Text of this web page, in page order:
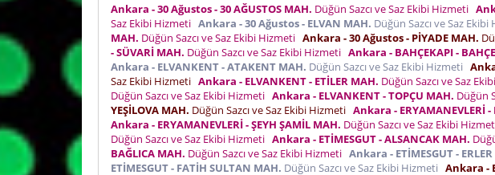
Ankara - 30 Ağustos - 30 AĞUSTOS MAH. Düğün Sazcı ve Saz Ekibi Hizmeti
Saz Ekibi Hizmeti Ankara - 30 Ağustos - ELVAN MAH. Düğün Sazcı ve Saz Ekibi
MAH. Düğün Sazcı ve Saz Ekibi Hizmeti Ankara - 30 Ağustos - PİYADE MAH.
- SÜVARİ MAH. Düğün Sazcı ve Saz Ekibi Hizmeti Ankara - BAHÇEKAPI -
Ankara - ELVANKENT - ATAKENT MAH. Düğün Sazcı ve Saz Ekibi Hizmeti
Saz Ekibi Hizmeti Ankara - ELVANKENT - ETİLER MAH. Düğün Sazcı ve Saz
Düğün Sazcı ve Saz Ekibi Hizmeti Ankara - ELVANKENT - TOPÇU MAH. Düğün
YEŞİLOVA MAH. Düğün Sazcı ve Saz Ekibi Hizmeti Ankara - ERYAMANEVLERİ
Ankara - ERYAMANEVLERİ - ŞEYH ŞAMİL MAH. Düğün Sazcı ve Saz Ekibi
Düğün Sazcı ve Saz Ekibi Hizmeti Ankara - ETİMESGUT - ALSANCAK MAH.
BAĞLICA MAH. Düğün Sazcı ve Saz Ekibi Hizmeti Ankara - ETİMESGUT -
ETİMESGUT - FATİH SULTAN MAH. Düğün Sazcı ve Saz Ekibi Hizmeti Ankara -